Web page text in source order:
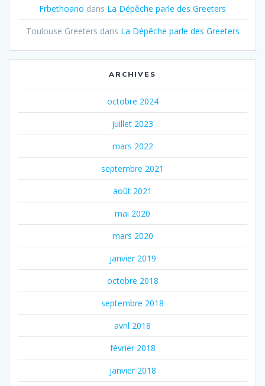
Frbethoano dans La Dépêche parle des Greeters
Toulouse Greeters dans La Dépêche parle des Greeters
ARCHIVES
octobre 2024
juillet 2023
mars 2022
septembre 2021
août 2021
mai 2020
mars 2020
janvier 2019
octobre 2018
septembre 2018
avril 2018
février 2018
janvier 2018